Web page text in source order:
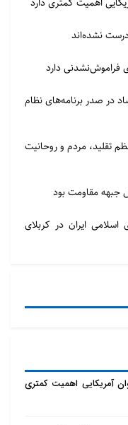
نشده‌اند
فراموش‌نشدنی دارد
در صدر برنامه‌های نظام
تقلید، مردم و روحانیت
جبهه مقاومت بود
ایران در کربلای
آمریکایی اهمیت کمتری